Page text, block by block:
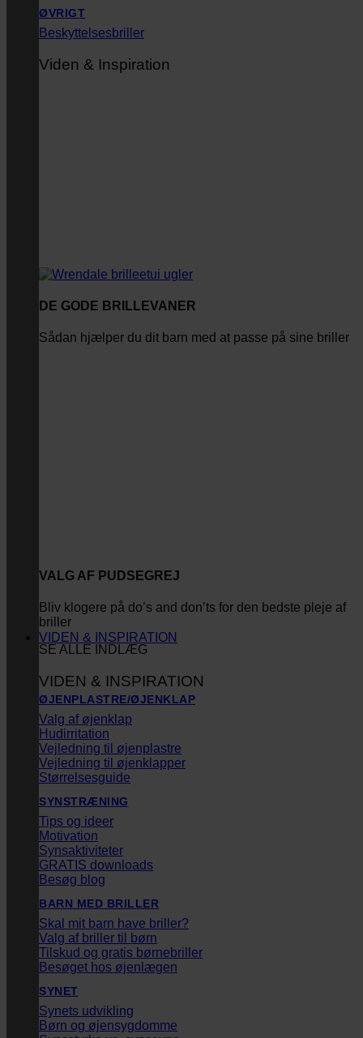
ØVRIGT
Beskyttelsesbriller
Viden & Inspiration
DE GODE BRILLEVANER
Sådan hjælper du dit barn med at passe på sine briller
VALG AF PUDSEGREJ
Bliv klogere på do’s and don’ts for den bedste pleje af
briller
SE ALLE INDLÆG
VIDEN & INSPIRATION
VIDEN & INSPIRATION
ØJENPLASTRE/ØJENKLAP
Valg af øjenklap
Hudirritation
Vejledning til øjenplastre
Vejledning til øjenklapper
Størrelsesguide
SYNSTRÆNING
Tips og ideer
Motivation
Synsaktiviteter
GRATIS downloads
Besøg blog
BARN MED BRILLER
Skal mit barn have briller?
Valg af briller til børn
Tilskud og gratis børnebriller
Besøget hos øjenlægen
SYNET
Synets udvikling
Børn og øjensygdomme